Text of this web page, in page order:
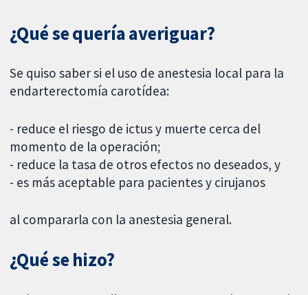
¿Qué se quería averiguar?
Se quiso saber si el uso de anestesia local para la
endarterectomía carotídea:
- reduce el riesgo de ictus y muerte cerca del
momento de la operación;
- reduce la tasa de otros efectos no deseados, y
- es más aceptable para pacientes y cirujanos
al compararla con la anestesia general.
¿Qué se hizo?